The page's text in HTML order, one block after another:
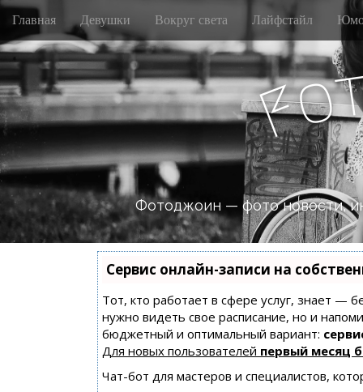
M
i
n
m
e
n
u
S
i
p
t
o
c
o
n
t
e
Главная Девушки Вокруг света Лайфстайл
Fo
Фотоджоин — фото новости,
Сервис онлайн-записи на
Тот, кто работает в сфере услуг, знает —
нужно видеть свое расписание, но и
бюджетный и оптимальный вариант:
Для новых пользователей первый месяц
Чат-бот для мастеров и специалистов,